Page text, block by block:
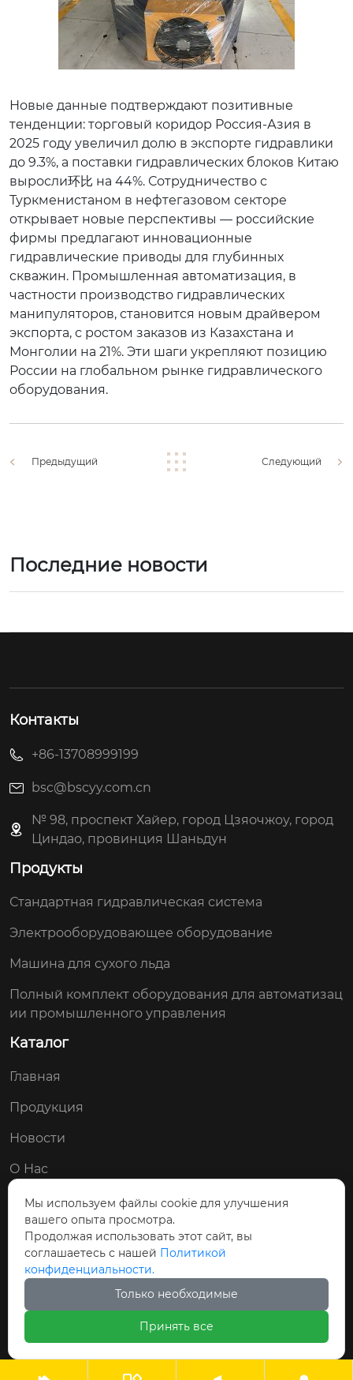
Новые данные подтверждают позитивные
тенденции: торговый коридор Россия-Азия в
2025 году увеличил долю в экспорте гидравлики
до 9.3%, а поставки гидравлических блоков Китаю
выросли环比 на 44%. Сотрудничество с
Туркменистаном в нефтегазовом секторе
открывает новые перспективы — российские
фирмы предлагают инновационные
гидравлические приводы для глубинных
скважин. Промышленная автоматизация, в
частности производство гидравлических
манипуляторов, становится новым драйвером
экспорта, с ростом заказов из Казахстана и
Монголии на 21%. Эти шаги укрепляют позицию
России на глобальном рынке гидравлического
оборудования.
Предыдущий Следующий
Последние новости
Контакты
+86-13708999199
bsc@bscyy.com.cn
№ 98, проспект Хайер, город Цзяочжоу, город
Циндао, провинция Шаньдун
Продукты
Стандартная гидравлическая система
Электрооборудовающее оборудование
Машина для сухого льда
Полный комплект оборудования для автоматизац
ии промышленного управления
Каталог
Главная
Продукция
Новости
О Нас
Контакты
Мы в соц. сетях:
 
Авторские права © ООО Циндао Байши Чэн
Мы используем файлы cookie для улучшения
вашего опыта просмотра.
Продолжая использовать этот сайт, вы
соглашаетесь с нашей Политикой
конфиденциальности.
Только необходимые
Принять все